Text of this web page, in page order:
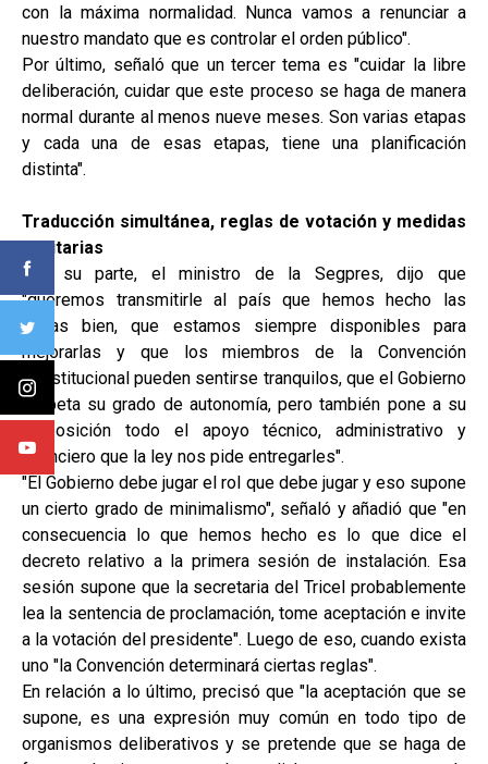
con la máxima normalidad. Nunca vamos a renunciar a
nuestro mandato que es controlar el orden público".
Por último, señaló que un tercer tema es "cuidar la libre
deliberación, cuidar que este proceso se haga de manera
normal durante al menos nueve meses. Son varias etapas
y cada una de esas etapas, tiene una planificación
distinta".
Traducción simultánea, reglas de votación y medidas
sanitarias
Por su parte, el ministro de la Segpres, dijo que
"queremos transmitirle al país que hemos hecho las
cosas bien, que estamos siempre disponibles para
mejorarlas y que los miembros de la Convención
Constitucional pueden sentirse tranquilos, que el Gobierno
respeta su grado de autonomía, pero también pone a su
disposición todo el apoyo técnico, administrativo y
financiero que la ley nos pide entregarles".
"El Gobierno debe jugar el rol que debe jugar y eso supone
un cierto grado de minimalismo", señaló y añadió que "en
consecuencia lo que hemos hecho es lo que dice el
decreto relativo a la primera sesión de instalación. Esa
sesión supone que la secretaria del Tricel probablemente
lea la sentencia de proclamación, tome aceptación e invite
a la votación del presidente". Luego de eso, cuando exista
uno "la Convención determinará ciertas reglas".
En relación a lo último, precisó que "la aceptación que se
supone, es una expresión muy común en todo tipo de
organismos deliberativos y se pretende que se haga de